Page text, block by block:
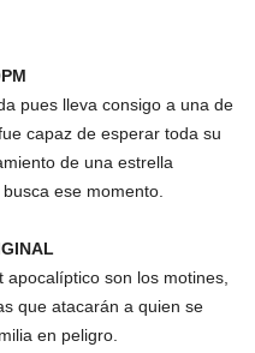
pues lleva consigo a una de
capaz de esperar toda su
de una estrella
ese momento.
apocalíptico son los motines,
que atacarán a quien se
en peligro.